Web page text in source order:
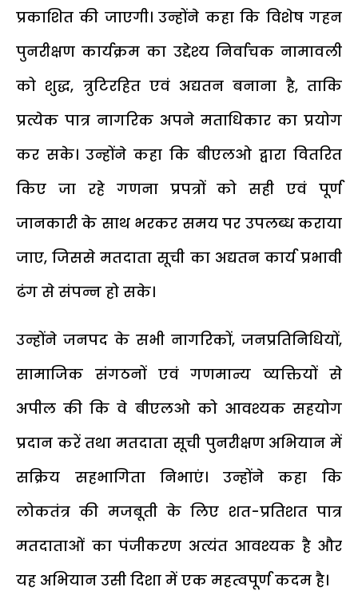
प्रकाशित की जाएगी। उन्होंने कहा कि विशेष गहन
पुनरीक्षण कार्यक्रम का उद्देश्य निर्वाचक नामावली
को शुद्ध, त्रुटिरहित एवं अद्यतन बनाना है, ताकि
प्रत्येक पात्र नागरिक अपने मताधिकार का प्रयोग
कर सके। उन्होंने कहा कि बीएलओ द्वारा वितरित
किए जा रहे गणना प्रपत्रों को सही एवं पूर्ण
जानकारी के साथ भरकर समय पर उपलब्ध कराया
जाए, जिससे मतदाता सूची का अद्यतन कार्य प्रभावी
ढंग से संपन्न हो सके।
उन्होंने जनपद के सभी नागरिकों, जनप्रतिनिधियों,
सामाजिक संगठनों एवं गणमान्य व्यक्तियों से
अपील की कि वे बीएलओ को आवश्यक सहयोग
प्रदान करें तथा मतदाता सूची पुनरीक्षण अभियान में
सक्रिय सहभागिता निभाएं। उन्होंने कहा कि
लोकतंत्र की मजबूती के लिए शत-प्रतिशत पात्र
मतदाताओं का पंजीकरण अत्यंत आवश्यक है और
यह अभियान उसी दिशा में एक महत्वपूर्ण कदम है।